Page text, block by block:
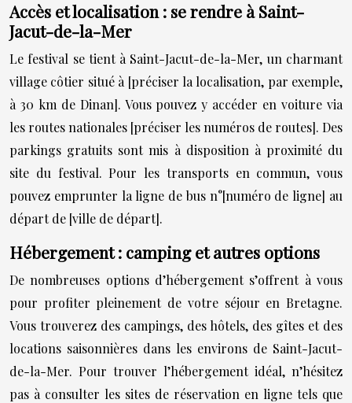
Accès et localisation : se rendre à Saint-
Jacut-de-la-Mer
Le festival se tient à Saint-Jacut-de-la-Mer, un charmant
village côtier situé à [préciser la localisation, par exemple,
à 30 km de Dinan]. Vous pouvez y accéder en voiture via
les routes nationales [préciser les numéros de routes]. Des
parkings gratuits sont mis à disposition à proximité du
site du festival. Pour les transports en commun, vous
pouvez emprunter la ligne de bus n°[numéro de ligne] au
départ de [ville de départ].
Hébergement : camping et autres options
De nombreuses options d’hébergement s’offrent à vous
pour profiter pleinement de votre séjour en Bretagne.
Vous trouverez des campings, des hôtels, des gîtes et des
locations saisonnières dans les environs de Saint-Jacut-
de-la-Mer. Pour trouver l’hébergement idéal, n’hésitez
pas à consulter les sites de réservation en ligne tels que